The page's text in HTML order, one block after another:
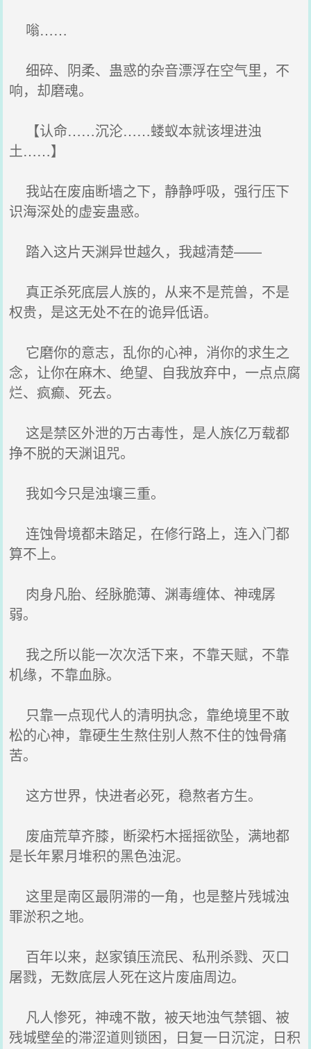
嗡……
细碎、阴柔、蛊惑的杂音漂浮在空气里，不
响，却磨魂。
【认命……沉沦……蝼蚁本就该埋进浊
土……】
我站在废庙断墙之下，静静呼吸，强行压下
识海深处的虚妄蛊惑。
踏入这片天渊异世越久，我越清楚——
真正杀死底层人族的，从来不是荒兽，不是
权贵，是这无处不在的诡异低语。
它磨你的意志，乱你的心神，消你的求生之
念，让你在麻木、绝望、自我放弃中，一点点腐
烂、疯癫、死去。
这是禁区外泄的万古毒性，是人族亿万载都
挣不脱的天渊诅咒。
我如今只是浊壤三重。
连蚀骨境都未踏足，在修行路上，连入门都
算不上。
肉身凡胎、经脉脆薄、渊毒缠体、神魂孱
弱。
我之所以能一次次活下来，不靠天赋，不靠
机缘，不靠血脉。
只靠一点现代人的清明执念，靠绝境里不敢
松的心神，靠硬生生熬住别人熬不住的蚀骨痛
苦。
这方世界，快进者必死，稳熬者方生。
废庙荒草齐膝，断梁朽木摇摇欲坠，满地都
是长年累月堆积的黑色浊泥。
这里是南区最阴滞的一角，也是整片残城浊
罪淤积之地。
百年以来，赵家镇压流民、私刑杀戮、灭口
屠戮，无数底层人死在这片废庙周边。
凡人惨死，神魂不散，被天地浊气禁锢、被
残城壁垒的滞涩道则锁困，日复一日沉淀，日积